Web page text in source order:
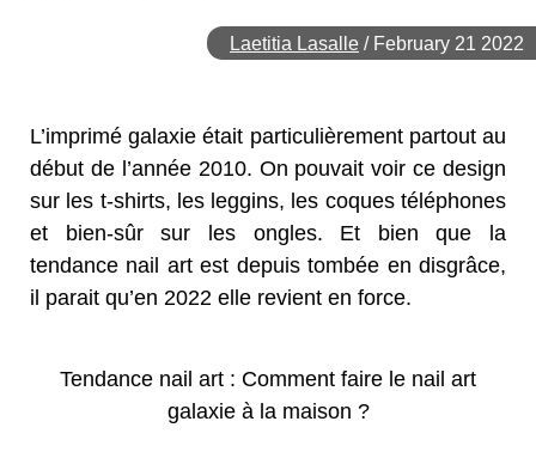
Laetitia Lasalle / February 21 2022
L’imprimé galaxie était particulièrement partout au
début de l’année 2010. On pouvait voir ce design
sur les t-shirts, les leggins, les coques téléphones
et bien-sûr sur les ongles. Et bien que la
tendance nail art est depuis tombée en disgrâce,
il parait qu’en 2022 elle revient en force.
Tendance nail art : Comment faire le nail art
galaxie à la maison ?